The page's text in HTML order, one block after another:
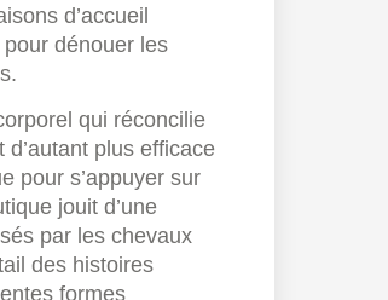
d’accueil
dénouer les
qui réconcilie
plus efficace
pour s’appuyer sur
jouit d’une
par les chevaux
des histoires
formes